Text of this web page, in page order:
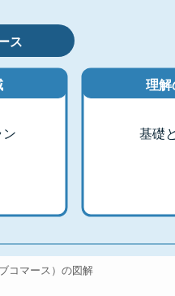
ス
ン
理解
基礎
コマース）の図解